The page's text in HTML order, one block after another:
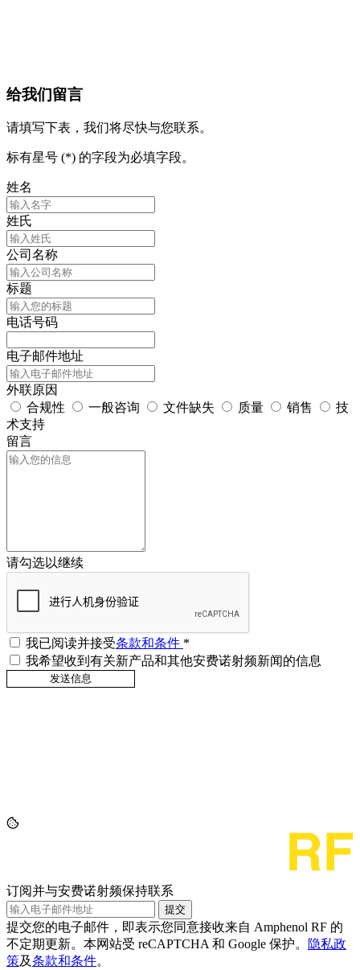
给我们留言
请填写下表，我们将尽快与您联系。
标有星号 (*) 的字段为必填字段。
姓名
姓氏
公司名称
标题
电话号码
电子邮件地址
外联原因
合规性
一般咨询 文件缺失 质量 销售
技
术支持
留言
请勾选以继续
我已阅读并接受条款和条件 *
我希望收到有关新产品和其他安费诺射频新闻的信息
订阅并与安费诺射频保持联系
提交
提交您的电子邮件，即表示您同意接收来自 Amphenol RF 的
不定期更新。本网站受 reCAPTCHA 和 Google 保护。
隐私政
策及条款和条件。